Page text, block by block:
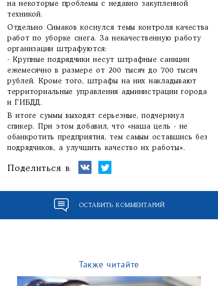
на некоторые проблемы с недавно закупленной
техникой.
Отдельно Симаков коснулся темы контроля качества
работ по уборке снега. За некачественную работу
организации штрафуются:
- Крупные подрядчики несут штрафные санкции
ежемесячно в размере от 200 тысяч до 700 тысяч
рублей. Кроме того, штрафы на них накладывают
территориальные управления администрации города
и ГИБДД.
В итоге суммы выходят серьезные, подчеркнул
спикер. При этом добавил, что «наша цель - не
обанкротить предприятия, тем самым оставшись без
подрядчиков, а улучшить качество их работы».
Поделиться в
ОСТАВИТЬ КОММЕНТАРИЙ
Также читайте